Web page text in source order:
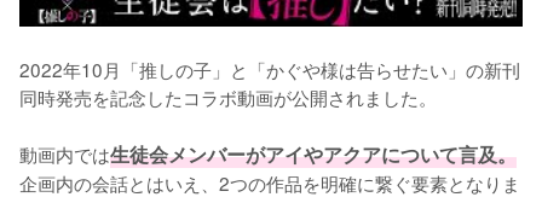
2022年10月「推しの子」と「かぐや様は告らせたい」の新刊
同時発売を記念したコラボ動画が公開されました。
動画内では生徒会メンバーがアイやアクアについて言及。
企画内の会話とはいえ、2つの作品を明確に繋ぐ要素となりま